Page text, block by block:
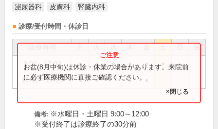
泌尿器科 皮膚科 腎臓内科
診療/受付時間・休診日
祝
9:00～12:00 ● ● ● ● ●
14:00～17:20 ● ● ●
お盆(8月中旬)は休診・休業の場合があります。来院前
に必ず医療機関に直接ご確認ください。
×閉じる
備考: ※水曜日・土曜日 9:00～12:00
※受付終了は診療終了の30分前